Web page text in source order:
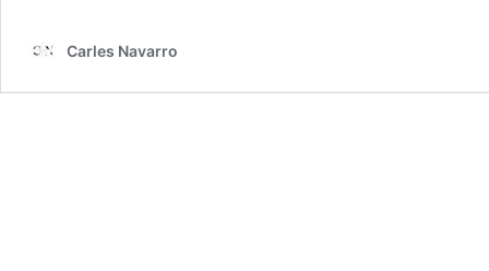
Carles Navarro